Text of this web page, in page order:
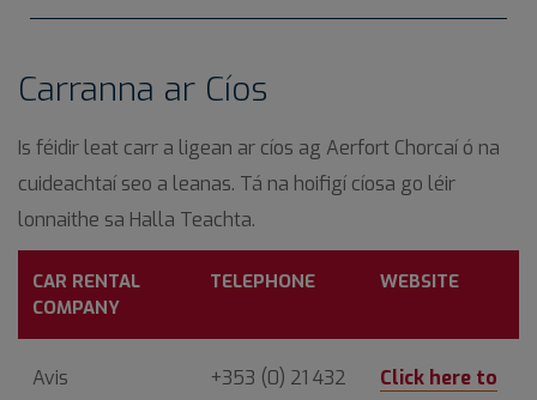
Carranna ar Cíos
Is féidir leat carr a ligean ar cíos ag Aerfort Chorcaí ó na
cuideachtaí seo a leanas. Tá na hoifigí cíosa go léir
lonnaithe sa Halla Teachta.
CAR RENTAL
COMPANY
TELEPHONE WEBSITE
Avis
+353 (0) 21 432
Click here to